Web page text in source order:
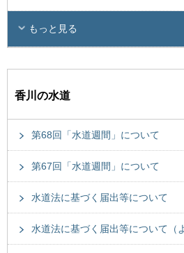
もっと見る
香川の水道
第68回「水道週間」について
第67回「水道週間」について
水道法に基づく届出等について
水道法に基づく届出等について（